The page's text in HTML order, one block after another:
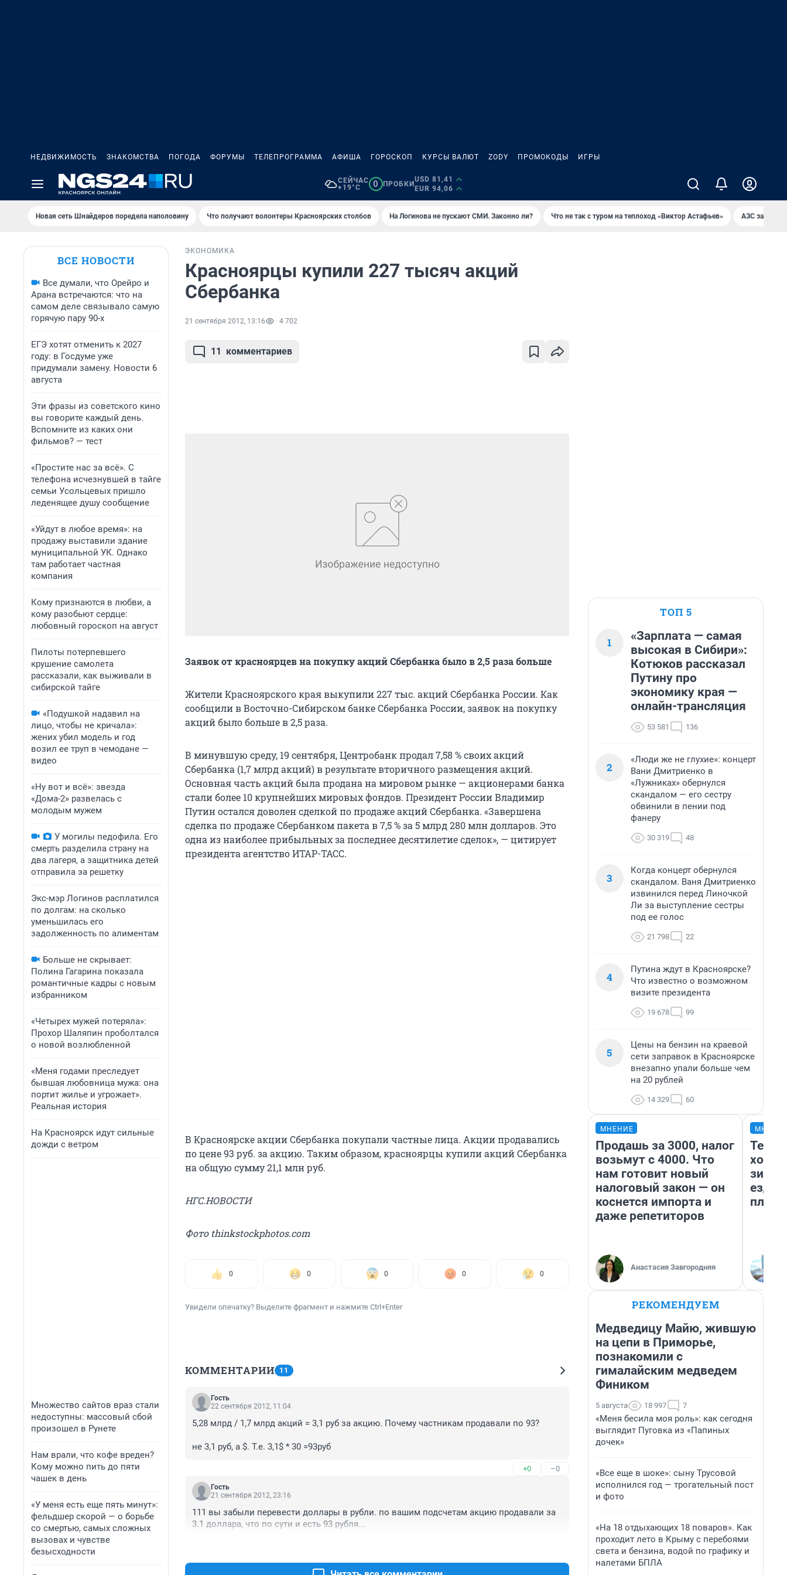
НЕДВИЖИМОСТЬ ЗНАКОМСТВА ПОГОДА ФОРУМЫ ТЕЛЕПРОГРАММА АФИША ГОРОСКОП КУРСЫ ВАЛЮТ ZODY ПРОМОКОДЫ ИГРЫ
СЕЙЧАС
+19°C
0 ПРОБКИ
USD 81,41
EUR 94,06
Новая сеть Шнайдеров поредела наполовину Что получают волонтеры Красноярских столбов На Логинова не пускают СМИ. Законно ли? Что не так с туром на теплоход «Виктор Астафьев» AЗС
ВСЕ НОВОСТИ
Все думали, что Орейро и
Арана встречаются: что на
самом деле связывало самую
горячую пару 90-х
ЕГЭ хотят отменить к 2027
году: в Госдуме уже
придумали замену. Новости 6
августа
Эти фразы из советского кино
вы говорите каждый день.
Вспомните из каких они
фильмов? — тест
«Простите нас за всё». С
телефона исчезнувшей в тайге
семьи Усольцевых пришло
леденящее душу сообщение
«Уйдут в любое время»: на
продажу выставили здание
муниципальной УК. Однако
там работает частная
компания
Кому признаются в любви, а
кому разобьют сердце:
любовный гороскоп на август
Пилоты потерпевшего
крушение самолета
рассказали, как выживали в
сибирской тайге
«Подушкой надавил на
лицо, чтобы не кричала»:
жених убил модель и год
возил ее труп в чемодане —
видео
«Ну вот и всё»: звезда
«Дома-2» развелась с
молодым мужем
У могилы педофила. Его
смерть разделила страну на
два лагеря, а защитника детей
отправила за решетку
Экс-мэр Логинов расплатился
по долгам: на сколько
уменьшилась его
задолженность по алиментам
Больше не скрывает:
Полина Гагарина показала
романтичные кадры с новым
избранником
«Четырех мужей потеряла»:
Прохор Шаляпин проболтался
о новой возлюбленной
«Меня годами преследует
бывшая любовница мужа: она
портит жилье и угрожает».
Реальная история
На Красноярск идут сильные
дожди с ветром
Множество сайтов враз стали
недоступны: массовый сбой
произошел в Рунете
Нам врали, что кофе вреден?
Кому можно пить до пяти
чашек в день
«У меня есть еще пять минут»:
фельдшер скорой — о борьбе
со смертью, самых сложных
вызовах и чувстве
безысходности
ЭКОНОМИКА
Красноярцы купили 227 тысяч акций
Сбербанка
21 сентября 2012, 13:16 4 702
11 комментариев
Заявок от красноярцев на покупку акций Сбербанка было в 2,5 раза больше
Жители Красноярского края выкупили 227 тыс. акций Сбербанка России. Как
сообщили в Восточно-Сибирском банке Сбербанка России, заявок на покупку
акций было больше в 2,5 раза.
В минувшую среду, 19 сентября, Центробанк продал 7,58 % своих акций
Сбербанка (1,7 млрд акций) в результате вторичного размещения акций.
Основная часть акций была продана на мировом рынке — акционерами банка
стали более 10 крупнейших мировых фондов. Президент России Владимир
Путин остался доволен сделкой по продаже акций Сбербанка. «Завершена
сделка по продаже Сбербанком пакета в 7,5 % за 5 млрд 280 млн долларов. Это
одна из наиболее прибыльных за последнее десятилетие сделок», — цитирует
президента агентство ИТАР-ТАСС.
В Красноярске акции Сбербанка покупали частные лица. Акции продавались
по цене 93 руб. за акцию. Таким образом, красноярцы купили акций Сбербанка
на общую сумму 21,1 млн руб.
НГС.НОВОСТИ
Фото thinkstockphotos.com
0 0 0 0 0
Увидели опечатку? Выделите фрагмент и нажмите Ctrl+Enter
КОММЕНТАРИИ 11
Гость
22 сентября 2012, 11:04
5,28 млрд / 1,7 млрд акций = 3,1 руб за акцию. Почему частникам продавали по 93?
не 3,1 руб, а $. Т.е. 3,1$ * 30 =93руб
+0 –0
Гость
21 сентября 2012, 23:16
111 вы забыли перевести доллары в рубли. по вашим подсчетам акцию продавали за
3.1 доллара, что по сути и есть 93 рубля...
ТОП 5
1
«Зарплата — самая
высокая в Сибири»:
Котюков рассказал
Путину про
экономику края —
онлайн-трансляция
53 581 136
2
«Люди же не глухие»: концерт
Вани Дмитриенко в
«Лужниках» обернулся
скандалом — его сестру
обвинили в пении под
фанеру
30 319 48
3
Когда концерт обернулся
скандалом. Ваня Дмитриенко
извинился перед Линочкой
Ли за выступление сестры
под ее голос
21 798 22
4
Путина ждут в Красноярске?
Что известно о возможном
визите президента
19 678 99
5
Цены на бензин на краевой
сети заправок в Красноярске
внезапно упали больше чем
на 20 рублей
14 329 60
МНЕНИЕ
Продашь за 3000, налог
возьмут с 4000. Что
нам готовит новый
налоговый закон — он
коснется импорта и
даже репетиторов
Анастасия Завгородняя
ездит
РЕКОМЕНДУЕМ
Медведицу Майю, жившую
на цепи в Приморье,
познакомили с
гималайским медведем
Фиником
5 августа 18 997 7
«Меня бесила моя роль»: как сегодня
выглядит Пуговка из «Папиных
дочек»
«Все еще в шоке»: сыну Трусовой
исполнился год — трогательный пост
и фото
«На 18 отдыхающих 18 поваров». Как
проходит лето в Крыму с перебоями
света и бензина, водой по графику и
налетами БПЛА